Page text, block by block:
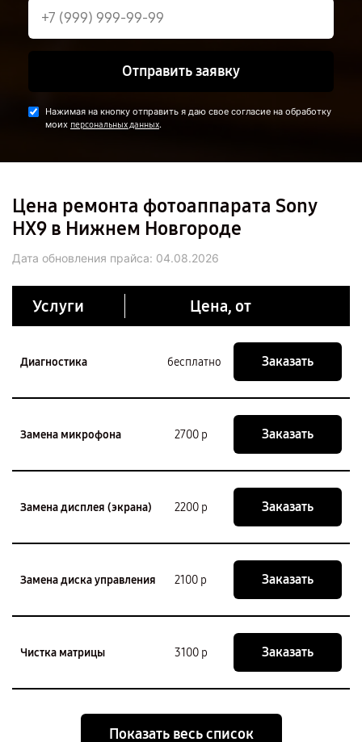
Отправить заявку
Нажимая на кнопку отправить я даю свое согласие на обработку
моих персональных данных.
Цена ремонта фотоаппарата Sony
HX9 в Нижнем Новгороде
Дата обновления прайса: 04.08.2026
Услуги Цена, от
Диагностика бесплатно Заказать
Замена микрофона 2700 р Заказать
Замена дисплея (экрана) 2200 р Заказать
Замена диска управления 2100 р Заказать
Чистка матрицы 3100 р Заказать
Показать весь список